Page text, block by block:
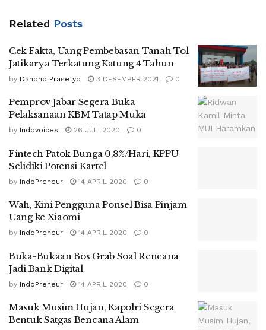
Related Posts
Cek Fakta, Uang Pembebasan Tanah Tol
Jatikarya Terkatung Katung 4 Tahun
by Dahono Prasetyo 3 DESEMBER 2021 0
Pemprov Jabar Segera Buka
Pelaksanaan KBM Tatap Muka
by Indovoices 26 JULI 2020 0
Fintech Patok Bunga 0,8%/Hari, KPPU
Selidiki Potensi Kartel
by IndoPreneur 14 APRIL 2020 0
Wah, Kini Pengguna Ponsel Bisa Pinjam
Uang ke Xiaomi
by IndoPreneur 14 APRIL 2020 0
Buka-Bukaan Bos Grab Soal Rencana
Jadi Bank Digital
by IndoPreneur 14 APRIL 2020 0
Masuk Musim Hujan, Kapolri Segera
Bentuk Satgas Bencana Alam